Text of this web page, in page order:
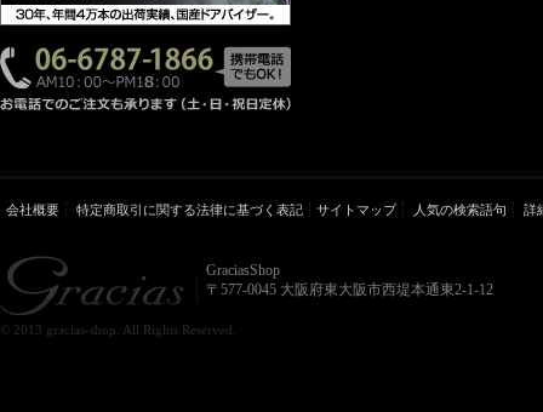
会社概要 特定商取引に関する法律に基づく表記 サイトマップ 人気の検索語句 詳
GraciasShop
〒577-0045 大阪府東大阪市西堤本通東2-1-12
© 2013 gracias-shop. All Rights Reserved.